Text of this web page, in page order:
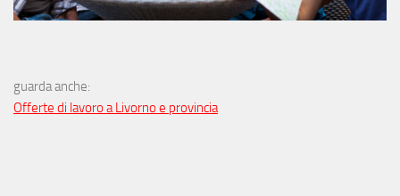
guarda anche:
Offerte di lavoro a Livorno e provincia